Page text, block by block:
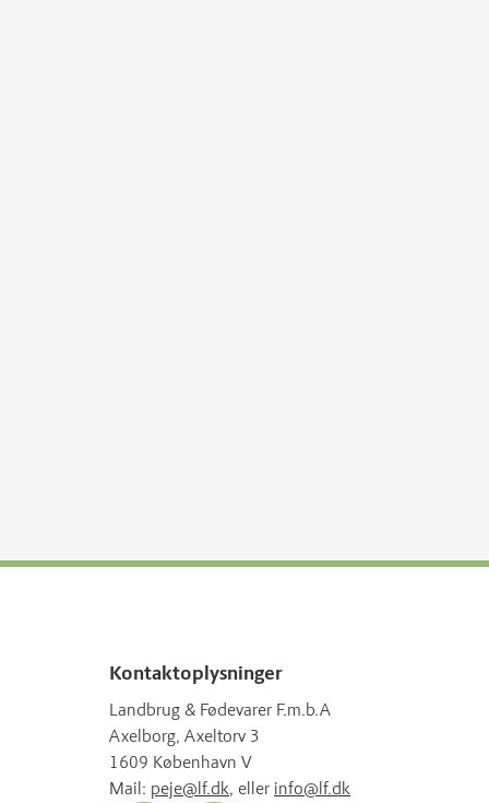
Kontaktoplysninger
Landbrug & Fødevarer F.m.b.A
Axelborg, Axeltorv 3
1609 København V
Mail: peje@lf.dk, eller info@lf.dk